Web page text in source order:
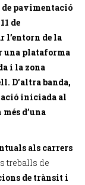
de pavimentació
de
l’entorn de la
una plataforma
i la zona
D’altra banda,
iniciada al
d’una
als carrers
treballs de
de trànsit i